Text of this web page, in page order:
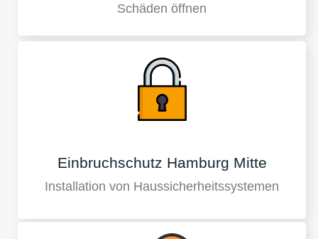
Schäden öffnen
Einbruchschutz Hamburg Mitte
Installation von Haussicherheitssystemen